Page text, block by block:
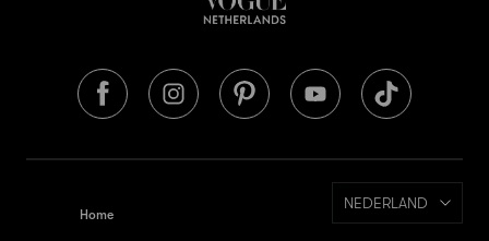
Home
NEDERLAND